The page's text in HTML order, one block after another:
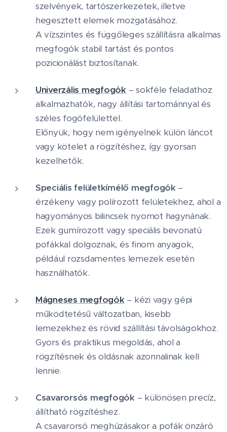
szelvények, tartószerkezetek, illetve
hegesztett elemek mozgatásához.
A vízszintes és függőleges szállításra alkalmas
megfogók stabil tartást és pontos
pozicionálást biztosítanak.
Univerzális megfogók – sokféle feladathoz
alkalmazhatók, nagy állítási tartománnyal és
széles fogófelülettel.
Előnyük, hogy nem igényelnek külön láncot
vagy kötelet a rögzítéshez, így gyorsan
kezelhetők.
Speciális felületkímélő megfogók –
érzékeny vagy polírozott felületekhez, ahol a
hagyományos bilincsek nyomot hagynának.
Ezek gumírozott vagy speciális bevonatú
pofákkal dolgoznak, és finom anyagok,
például rozsdamentes lemezek esetén
használhatók.
Mágneses megfogók – kézi vagy gépi
működtetésű változatban, kisebb
lemezekhez és rövid szállítási távolságokhoz.
Gyors és praktikus megoldás, ahol a
rögzítésnek és oldásnak azonnalinak kell
lennie.
Csavarorsós megfogók – különösen precíz,
állítható rögzítéshez.
A csavarorsó meghúzásakor a pofák önzáró